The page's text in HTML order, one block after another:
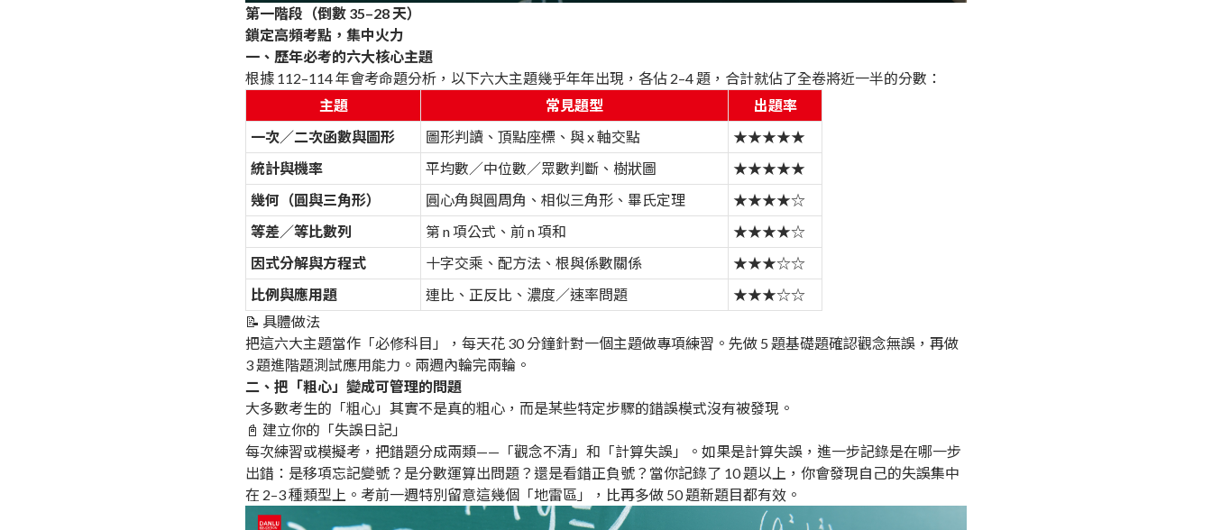
第一階段（倒數 35–28 天）
鎖定高頻考點，集中火力
一、歷年必考的六大核心主題
根據 112–114 年會考命題分析，以下六大主題幾乎年年出現，各佔 2–4 題，合計就佔了全卷將近一半的分數：
主題
常見題型
出題率
一次／二次函數與圖形
圖形判讀、頂點座標、與 x 軸交點
★★★★★
統計與機率
平均數／中位數／眾數判斷、樹狀圖
★★★★★
幾何（圓與三角形）
圓心角與圓周角、相似三角形、畢氏定理
★★★★☆
等差／等比數列
第 n 項公式、前 n 項和
★★★★☆
因式分解與方程式
十字交乘、配方法、根與係數關係
★★★☆☆
比例與應用題
連比、正反比、濃度／速率問題
★★★☆☆
📝 具體做法
把這六大主題當作「必修科目」，每天花 30 分鐘針對一個主題做專項練習。先做 5 題基礎題確認觀念無誤，再做
3 題進階題測試應用能力。兩週內輪完兩輪。
二、把「粗心」變成可管理的問題
大多數考生的「粗心」其實不是真的粗心，而是某些特定步驟的錯誤模式沒有被發現。
📓 建立你的「失誤日記」
每次練習或模擬考，把錯題分成兩類——「觀念不清」和「計算失誤」。如果是計算失誤，進一步記錄是在哪一步
出錯：是移項忘記變號？是分數運算出問題？還是看錯正負號？當你記錄了 10 題以上，你會發現自己的失誤集中
在 2–3 種類型上。考前一週特別留意這幾個「地雷區」，比再多做 50 題新題目都有效。